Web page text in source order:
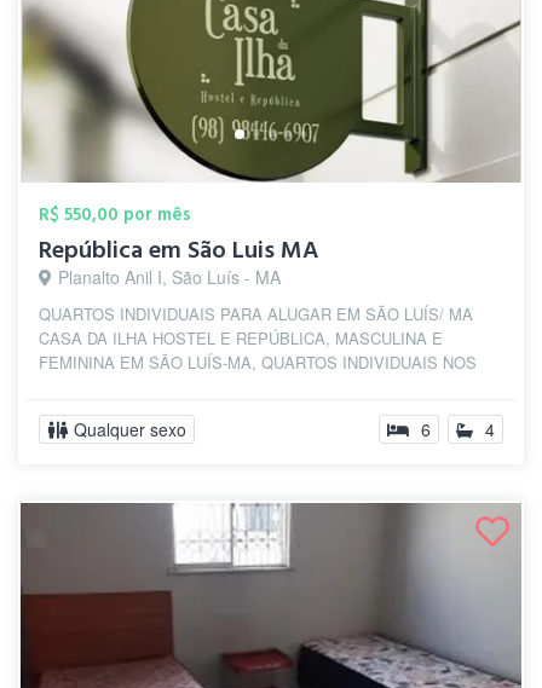
R$ 550,00 por mês
República em São Luis MA
Planalto Anil I, São Luís - MA
QUARTOS INDIVIDUAIS PARA ALUGAR EM SÃO LUÍS/ MA
CASA DA ILHA HOSTEL E REPÚBLICA, MASCULINA E
FEMININA EM SÃO LUÍS-MA, QUARTOS INDIVIDUAIS NOS
Qualquer sexo 6 4